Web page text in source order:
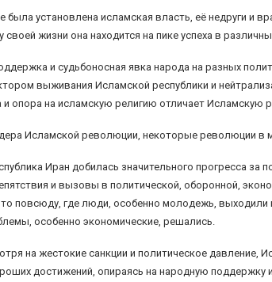
была установлена исламская власть, её недруги и
своей жизни она находится на пике успеха в
и судьбоносная явка народа на разных
выживания Исламской республики и
и опора на исламскую религию отличает Исламскую
Исламской революции, некоторые революции в
Иран добилась значительного прогресса за
и вызовы в политической, оборонной,
повсюду, где люди, особенно молодежь, выходили
особенно экономические, решались.
на жестокие санкции и политическое давление,
достижений, опираясь на народную поддержку